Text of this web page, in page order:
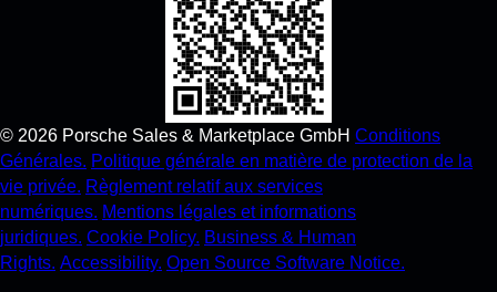
© 2026 Porsche Sales & Marketplace GmbH Conditions
Générales. Politique générale en matière de protection de la
vie privée. Règlement relatif aux services
numériques. Mentions légales et informations
juridiques. Cookie Policy. Business & Human
Rights. Accessibility. Open Source Software Notice.